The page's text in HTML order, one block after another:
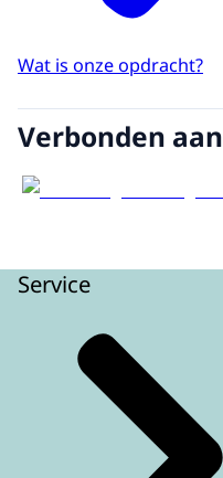
Wat is onze opdracht?
Verbonden aan
Service